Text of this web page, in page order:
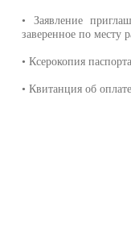
• Заявление
заверенное по месту
• Ксерокопия
• Квитанция об